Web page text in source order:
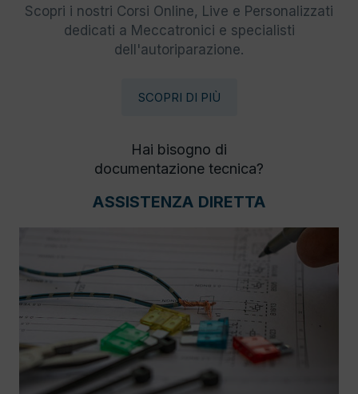
Scopri i nostri Corsi Online, Live e Personalizzati
dedicati a Meccatronici e specialisti
dell'autoriparazione.
SCOPRI DI PIÙ
Hai bisogno di
documentazione tecnica?
ASSISTENZA DIRETTA